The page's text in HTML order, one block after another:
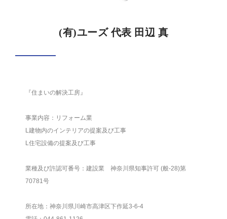
(有)ユーズ 代表 田辺 真
『住まいの解決工房』
事業内容：リフォーム業
L建物内のインテリアの提案及び工事
L住宅設備の提案及び工事
業種及び許認可番号：建設業 神奈川県知事許可 (般-28)第
70781号
所在地：神奈川県川崎市高津区下作延3-6-4